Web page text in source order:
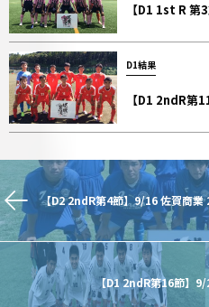
【D1 1st R
D1結果
【D1 2ndR第
【D2 2ndR第4節】9/16 佐賀商業
【D1 2ndR第16節】